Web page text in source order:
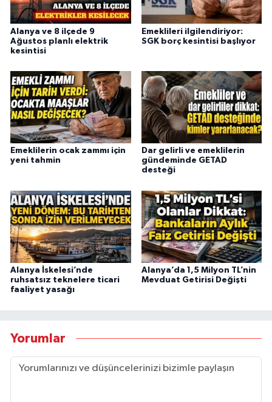
Alanya ve 8 ilçede 9
Ağustos planlı elektrik
kesintisi
Emeklileri ilgilendiriyor:
SGK borç kesintisi başlıyor
Emeklilerin ocak zammı için
yeni tahmin
Dar gelirli ve emeklilerin
gündeminde GETAD
desteği
Alanya İskelesi’nde
ruhsatsız teknelere ticari
faaliyet yasağı
Alanya’da 1,5 Milyon TL’nin
Mevduat Getirisi Değişti
Yorumlar